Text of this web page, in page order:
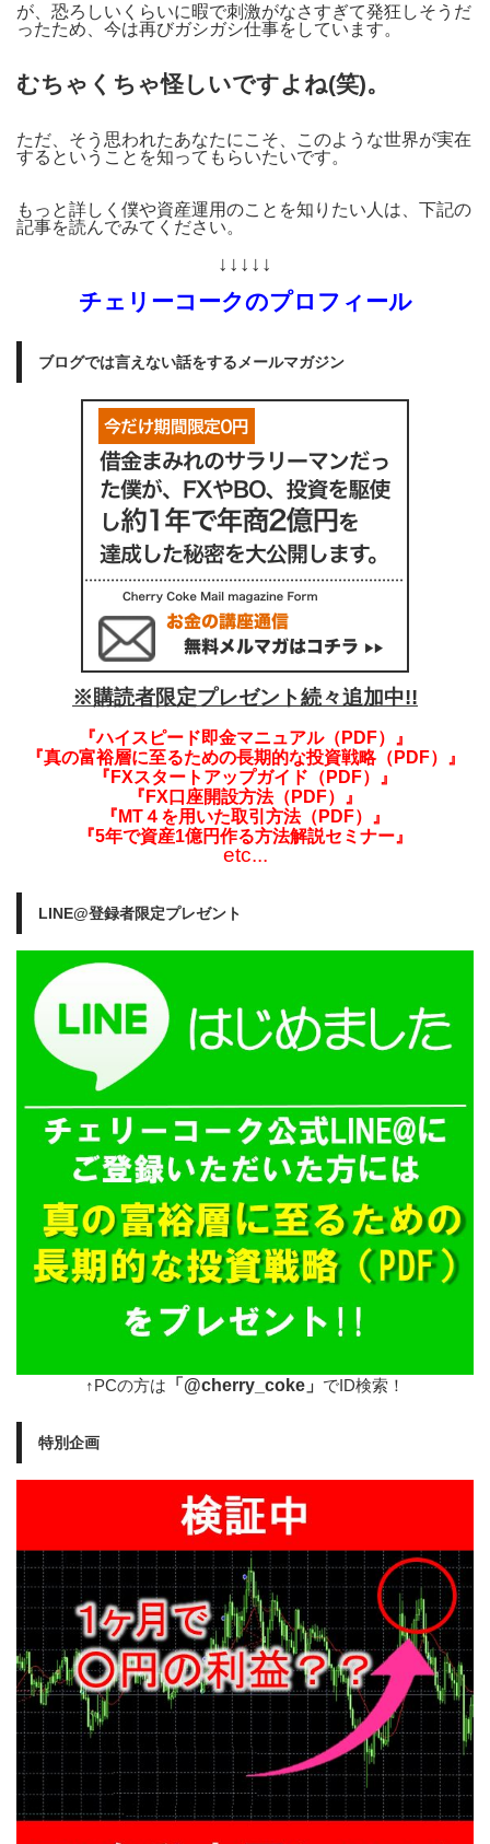
が、恐ろしいくらいに暇で刺激がなさすぎて発狂しそうだ
ったため、今は再びガシガシ仕事をしています。
むちゃくちゃ怪しいですよね(笑)。
ただ、そう思われたあなたにこそ、このような世界が実在
するということを知ってもらいたいです。
もっと詳しく僕や資産運用のことを知りたい人は、下記の
記事を読んでみてください。
↓↓↓↓↓
チェリーコークのプロフィール
ブログでは言えない話をするメールマガジン
※購読者限定プレゼント続々追加中!!
『ハイスピード即金マニュアル（PDF）』
『真の富裕層に至るための長期的な投資戦略（PDF）』
『FXスタートアップガイド（PDF）』
『FX口座開設方法（PDF）』
『MT４を用いた取引方法（PDF）』
『5年で資産1億円作る方法解説セミナー』
etc...
LINE@登録者限定プレゼント
↑PCの方は 「@cherry_coke」 でID検索！
特別企画